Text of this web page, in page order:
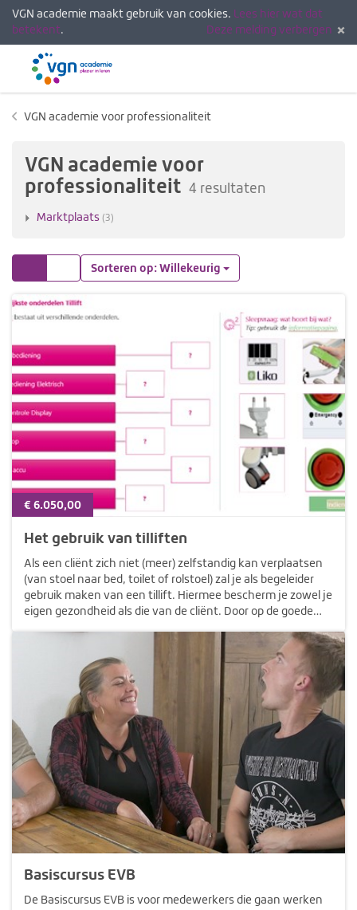
VGN academie maakt gebruik van cookies. Lees hier wat dat
betekent. Deze melding verbergen
Menu
VGN academie voor professionaliteit
VGN academie voor
professionaliteit 4 resultaten
Marktplaats (3)
Lijst Sorteren op: Willekeurig
€ 6.050,00
Het gebruik van tilliften
Als een cliënt zich niet (meer) zelfstandig kan verplaatsen
(van stoel naar bed, toilet of rolstoel) zal je als begeleider
gebruik maken van een tillift. Hiermee bescherm je zowel je
eigen gezondheid als die van de cliënt. Door op de goede
Basiscursus EVB
De Basiscursus EVB is voor medewerkers die gaan werken